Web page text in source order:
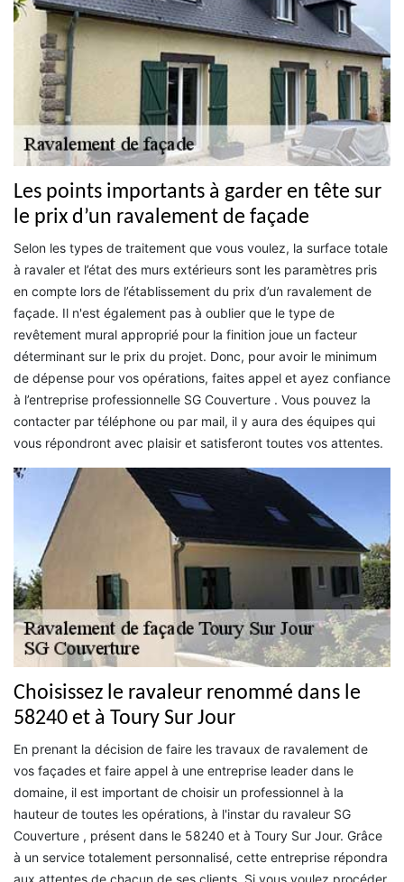
Les points importants à garder en tête sur
le prix d’un ravalement de façade
Selon les types de traitement que vous voulez, la surface totale
à ravaler et l’état des murs extérieurs sont les paramètres pris
en compte lors de l’établissement du prix d’un ravalement de
façade. Il n'est également pas à oublier que le type de
revêtement mural approprié pour la finition joue un facteur
déterminant sur le prix du projet. Donc, pour avoir le minimum
de dépense pour vos opérations, faites appel et ayez confiance
à l’entreprise professionnelle SG Couverture . Vous pouvez la
contacter par téléphone ou par mail, il y aura des équipes qui
vous répondront avec plaisir et satisferont toutes vos attentes.
Choisissez le ravaleur renommé dans le
58240 et à Toury Sur Jour
En prenant la décision de faire les travaux de ravalement de
vos façades et faire appel à une entreprise leader dans le
domaine, il est important de choisir un professionnel à la
hauteur de toutes les opérations, à l'instar du ravaleur SG
Couverture , présent dans le 58240 et à Toury Sur Jour. Grâce
à un service totalement personnalisé, cette entreprise répondra
aux attentes de chacun de ses clients. Si vous voulez procéder